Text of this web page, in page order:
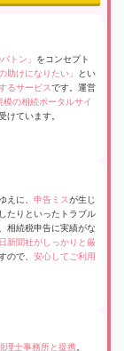
トン」 をコンセプト
助けになりたい」
とい
るサービスです。運営
模の相続ポータルサイ
けています。
えに、 申告ミスが生じ
したりといったトラブル
相続税申告に実績がな
新聞社がしっかりと厳
ので、 安心してご利用
理士事務所と提携